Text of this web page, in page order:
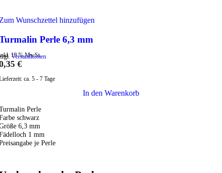
Wunschzettel hinzufügen
Perle 6,3 mm
19 % MwSt.
Versandkosten
€
ca. 5 - 7 Tage
In den Warenkorb
Perle
schwarz
6,3 mm
1 mm
je Perle